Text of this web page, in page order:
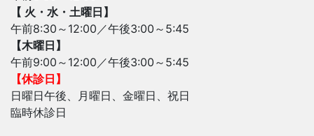
【 火・水・土曜日】
午前8:30～12:00／午後3:00～5:45
【木曜日】
午前9:00～12:00／午後3:00～5:45
【休診日】
日曜日午後、月曜日、金曜日、祝日
臨時休診日